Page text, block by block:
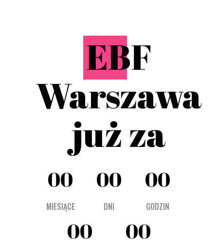
EBF
Warszawa
już za
00
MIESIĄCE
00
DNI
00
GODZIN
00 00